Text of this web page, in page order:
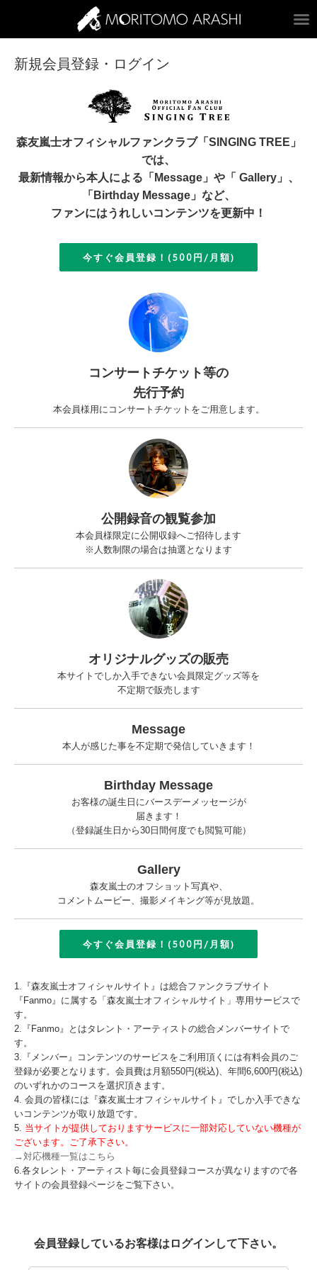
新規会員登録・ログイン
森友嵐士オフィシャルファンクラブ「SINGING TREE」
では、
最新情報から本人による「Message」や「 Gallery」、
「Birthday Message」など、
ファンにはうれしいコンテンツを更新中！
今すぐ会員登録！(500円/月額)
コンサートチケット等の
先行予約
本会員様用にコンサートチケットをご用意します。
公開録音の観覧参加
本会員様限定に公開収録へご招待します
※人数制限の場合は抽選となります
オリジナルグッズの販売
本サイトでしか入手できない会員限定グッズ等を
不定期で販売します
Message
本人が感じた事を不定期で発信していきます！
Birthday Message
お客様の誕生日にバースデーメッセージが
届きます！
（登録誕生日から30日間何度でも閲覧可能）
Gallery
森友嵐士のオフショット写真や、
コメントムービー、撮影メイキング等が見放題。
今すぐ会員登録！(500円/月額)
1.『森友嵐士オフィシャルサイト』は総合ファンクラブサイト
『Fanmo』に属する「森友嵐士オフィシャルサイト」専用サービスで
す。
2.『Fanmo』とはタレント・アーティストの総合メンバーサイトで
す。
3.『メンバー』コンテンツのサービスをご利用頂くには有料会員のご
登録が必要となります。会員費は月額550円(税込)、年間6,600円(税込)
のいずれかのコースを選択頂きます。
4. 会員の皆様には『森友嵐士オフィシャルサイト』でしか入手できな
いコンテンツが取り放題です。
5. 当サイトが提供しておりますサービスに一部対応していない機種が
ございます。ご了承下さい。
→対応機種一覧はこちら
6.各タレント・アーティスト毎に会員登録コースが異なりますので各
サイトの会員登録ページをご覧下さい。
会員登録しているお客様はログインして下さい。